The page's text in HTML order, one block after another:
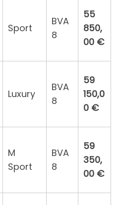
Sport
BVA
8
55
850,
00 €
Luxury
BVA
8
59
150,0
0 €
M
Sport
BVA
8
59
350,
00 €